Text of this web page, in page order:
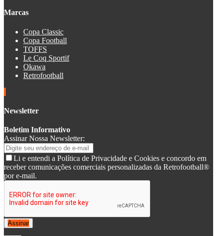
Marcas
Copa Classic
Copa Football
TOFFS
Le Coq Sportif
Okawa
Retrofootball
Newsletter
Boletim Informativo
Assinar Nossa Newsletter:
Li e entendi a Política de Privacidade e Cookies e concordo em
receber comunicações comerciais personalizadas da Retrofootball®
por e-mail.
Assinar